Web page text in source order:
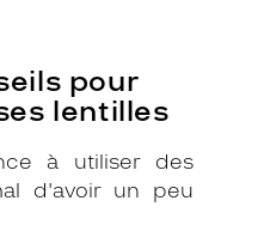
pour
lentilles
à utiliser des
d'avoir un peu